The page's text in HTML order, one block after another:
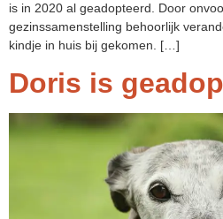
is in 2020 al geadopteerd. Door
gezinssamenstelling behoorlijk
kindje in huis bij gekomen. […]
Doris is